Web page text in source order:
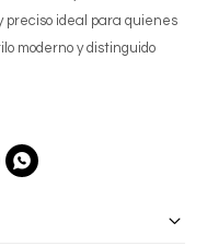
preciso ideal para quienes
moderno y distinguido
